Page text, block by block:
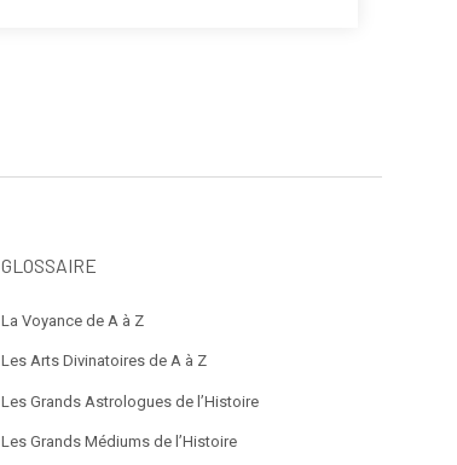
GLOSSAIRE
La Voyance de A à Z
Les Arts Divinatoires de A à Z
Les Grands Astrologues de l’Histoire
Les Grands Médiums de l’Histoire